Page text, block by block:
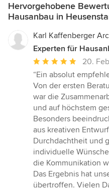
Hervorgehobene
Hausanbau in
Karl Kaffenberger
Experten für
Durchschnittliche
Bewertung:
5
von
5
Sternen
20.
“Ein absolut
Von der ersten
war die
und auf höchstem
Besonders
aus kreativen
Durchdachtheit und
individuelle
die Kommunikation
Das Ergebnis hat
übertroffen. Vielen